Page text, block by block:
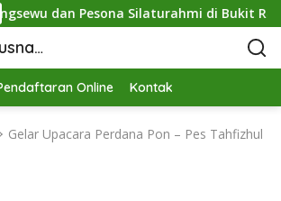
dan Pesona Silaturahmi di Bukit Raja
Online Kontak
Gelar Upacara Perdana Pon – Pes Tahfizhul